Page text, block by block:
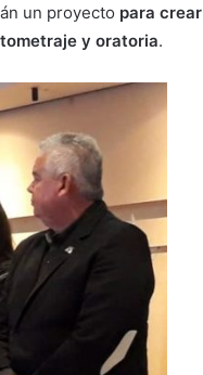
un proyecto para crear
y oratoria.